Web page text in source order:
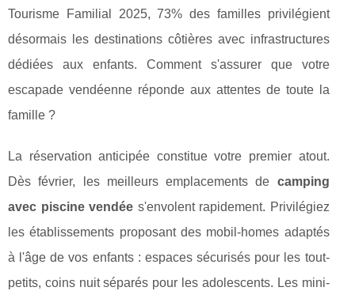
Tourisme Familial 2025, 73% des familles privilégient
désormais les destinations côtières avec infrastructures
dédiées aux enfants. Comment s'assurer que votre
escapade vendéenne réponde aux attentes de toute la
famille ?
La réservation anticipée constitue votre premier atout.
Dès février, les meilleurs emplacements de camping
avec piscine vendée s'envolent rapidement. Privilégiez
les établissements proposant des mobil-homes adaptés
à l'âge de vos enfants : espaces sécurisés pour les tout-
petits, coins nuit séparés pour les adolescents. Les mini-